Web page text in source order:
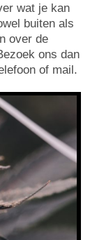
wat je kan
buiten als
over de
ons dan
of mail.